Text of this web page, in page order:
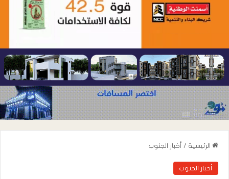
الرئيسية / أخبار الجنوب
أخبار الجنوب